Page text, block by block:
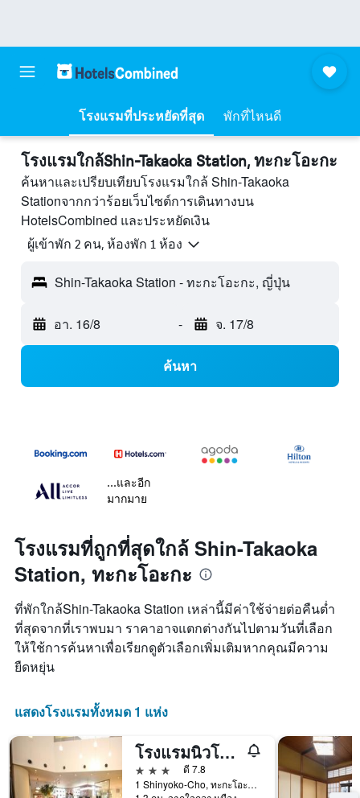
โรงแรมที่ประหยัดที่สุด พักที่ไหนดี
โรงแรมใกล้Shin-Takaoka Station, ทะกะโอะกะ
ค้นหาและเปรียบเทียบโรงแรมใกล้ Shin-Takaoka
Stationจากกว่าร้อยเว็บไซต์การเดินทางบน
HotelsCombined และประหยัดเงิน
ผู้เข้าพัก 2 คน, ห้องพัก 1 ห้อง
Shin-Takaoka Station - ทะกะโอะกะ, ญี่ปุ่น
อา. 16/8 - จ. 17/8
ค้นหา
...และอีก
มากมาย
โรงแรมที่ถูกที่สุดใกล้ Shin-Takaoka
Station, ทะกะโอะกะ
ที่พักใกล้Shin-Takaoka Station เหล่านี้มีค่าใช้จ่ายต่อคืนต่ำ
ที่สุดจากที่เราพบมา ราคาอาจแตกต่างกันไปตามวันที่เลือก
ให้ใช้การค้นหาเพื่อเรียกดูตัวเลือกเพิ่มเติมหากคุณมีความ
ยืดหยุ่น
แสดงโรงแรมทั้งหมด 1 แห่ง
โรงแรมนิวโอตานิ ทากาโอกะ
3 ดาว
ดี 7.8
1 Shinyoko-Cho, ทะกะโอะกะ, ญี่ปุ่น